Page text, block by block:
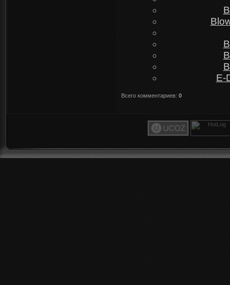
E-
Всего комментариев: 0